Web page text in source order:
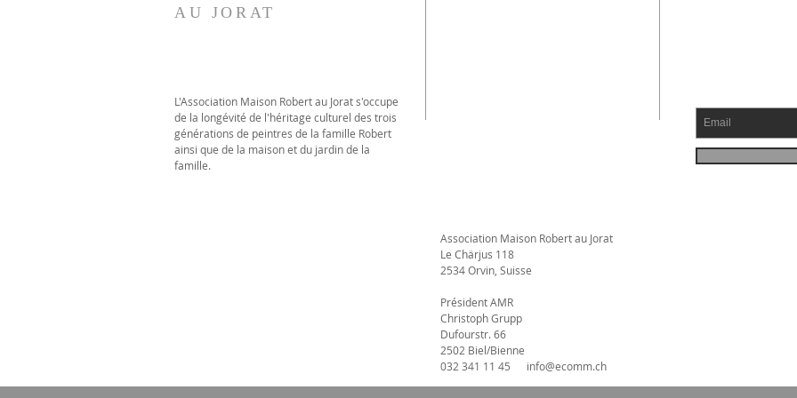
AU JORAT
L'Association Maison Robert au Jorat s'occupe
de la longévité de l'héritage culturel des trois
générations de peintres de la famille Robert
ainsi que de la maison et du jardin de la
famille.
Association Maison Robert au Jorat
Le Chärjus 118
2534 Orvin, Suisse
Président AMR
Christoph Grupp
Dufourstr. 66
2502 Biel/Bienne
032 341 11 45 info@ecomm.ch